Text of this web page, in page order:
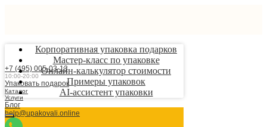
+7 (495) 005-03-13
10:00-20:00
Упаковать подарок
Каталог
Услуги
Блог
help@upakovali.online
Корпоративная упаковка подарков
Мастер-класс по упаковке
Онлайн-калькулятор стоимости
Примеры упаковок
AI-ассистент упаковки